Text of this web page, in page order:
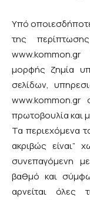
Υπό
της
μορφής ζημία
σελίδων,
www.kommon.gr
πρωτοβουλία και
Τα περιεχόμενα
ακριβώς είναι”
συνεπαγόμενη
βαθμό και
αρνείται όλες